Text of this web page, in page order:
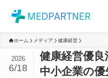
ホーム メディア 健康経営
健康経営優
｜中小企業の
2026
6/18